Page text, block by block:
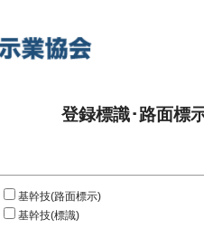
登録標識･路面標
基幹技(路面標示)
基幹技(標識)